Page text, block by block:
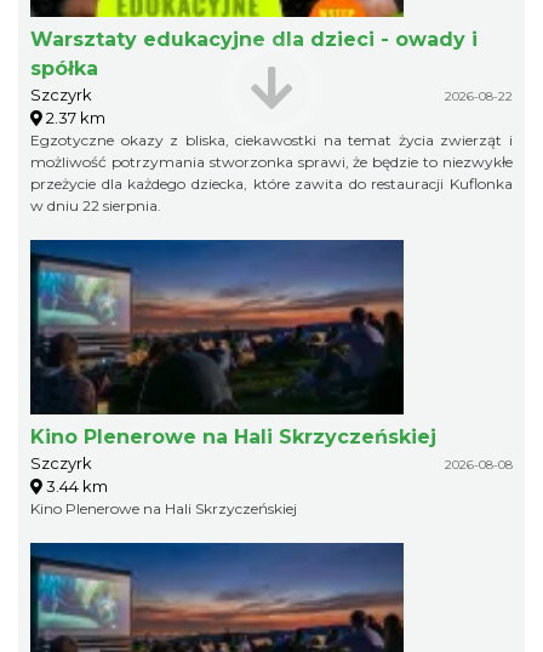
Warsztaty edukacyjne dla dzieci - owady i
spółka
Szczyrk 2026-08-22
2.37 km
Egzotyczne okazy z bliska, ciekawostki na temat życia zwierząt i
możliwość potrzymania stworzonka sprawi, że będzie to niezwykłe
przeżycie dla każdego dziecka, które zawita do restauracji Kuflonka
w dniu 22 sierpnia.
Kino Plenerowe na Hali Skrzyczeńskiej
Szczyrk 2026-08-08
3.44 km
Kino Plenerowe na Hali Skrzyczeńskiej